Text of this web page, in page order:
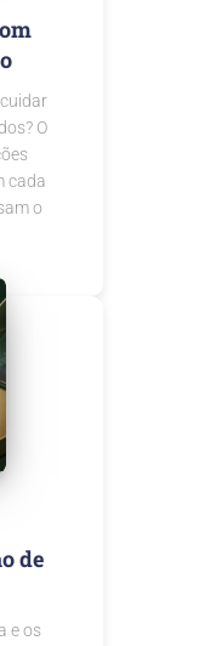
O
cada
o
de
e os